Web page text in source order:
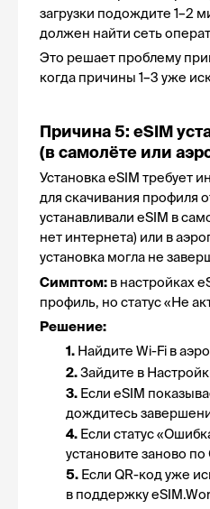
загрузки подождите 1–2
должен найти сеть
Это решает проблему
когда причины 1–3 уже
Причина 5: eSIM
(в самолёте или
Установка eSIM требует
для скачивания профиля
устанавливали eSIM в
нет интернета) или в
установка могла не
Симптом: в настройках
профиль, но статус «Не
Решение:
1. Найдите Wi-Fi в
2. Зайдите в
3. Если eSIM
дождитесь
4. Если статус
установите заново
5. Если QR-код уже
в поддержку